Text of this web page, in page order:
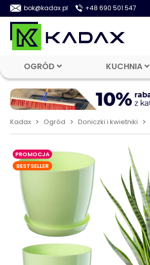
bok@kadax.pl +48 690 501 547
OGRÓD KUCHNIA
Kadax > Ogród > Doniczki i kwietniki >
PROMOCJA
BESTSELLER